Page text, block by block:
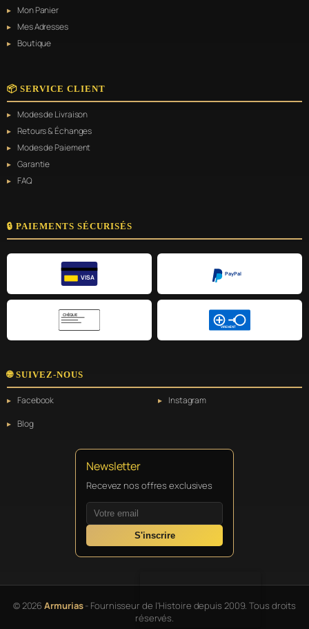
Mon Panier
Mes Adresses
Boutique
📦 SERVICE CLIENT
Modes de Livraison
Retours & Échanges
Modes de Paiement
Garantie
FAQ
🔒 PAIEMENTS SÉCURISÉS
VISA
PayPal
CHÈQUE
VIREMENT
🌐 SUIVEZ-NOUS
Facebook
Instagram
Blog
Newsletter
Recevez nos offres exclusives
S'inscrire
© 2026Armurias- Fournisseur de l'Histoire depuis 2009. Tous droits
réservés.